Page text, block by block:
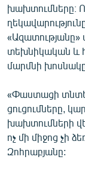
խախտումները։
«Ազատությանը»
տեխնիկական և
մարմնի
«Փաստացի
ցուցումները,
խախտումների
ոչ մի միջոց չի
Զոհրաբյանը: